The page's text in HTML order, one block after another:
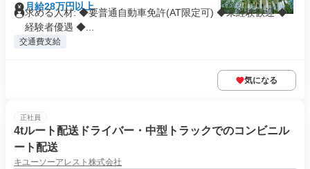
月給28万円以上
求める人材: ◆要普通自動車免許(AT限定可) ◆未経験歓迎 ◆
経験者優遇 ◆...
交通費支給
気になる
正社員
4tルート配送ドライバー・中型トラックでのコンビニル
ート配送
キユーソーアレスト株式会社